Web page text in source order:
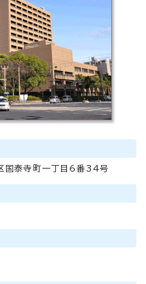
泰寺町一丁目6番34号